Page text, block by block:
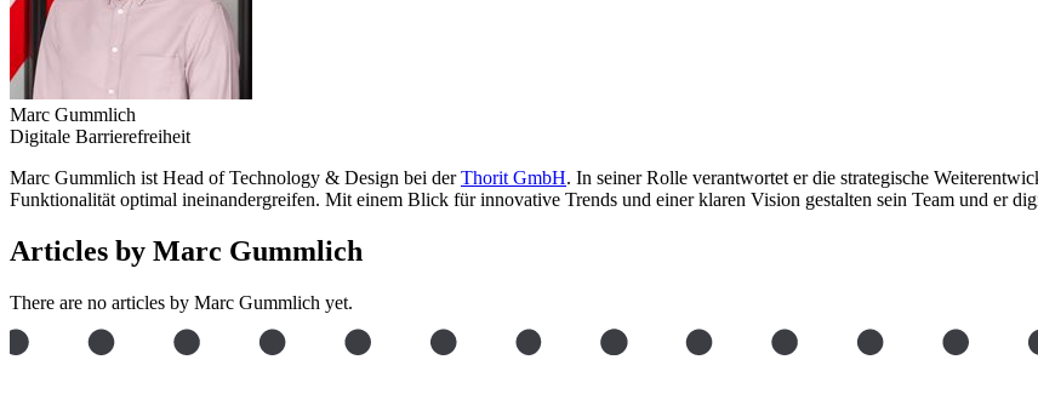
Marc Gummlich
Digitale Barrierefreiheit
Marc Gummlich ist Head of Technology & Design bei derThorit GmbH. In seiner Rolle verantwortet er die strategische
Funktionalität optimal ineinandergreifen. Mit einem Blick für innovative Trends und einer klaren Vision gestalten sein Team und er
Articles by Marc Gummlich
There are no articles by Marc Gummlich yet.